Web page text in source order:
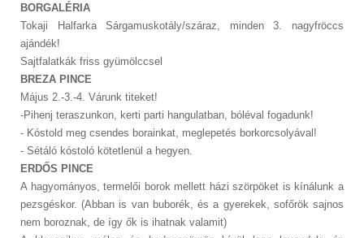
BORGALÉRIA
Tokaji Halfarka Sárgamuskotály/száraz, minden 3. nagyfröccs
ajándék!
Sajtfalatkák friss gyümölccsel
BREZA PINCE
Május 2.-3.-4. Várunk titeket!
-Pihenj teraszunkon, kerti parti hangulatban, bóléval fogadunk!
- Kóstold meg csendes borainkat, meglepetés borkorcsolyával!
- Sétáló kóstoló kötetlenül a hegyen.
ERDŐS PINCE
A hagyományos, termelői borok mellett házi szörpöket is kínálunk a
pezsgéskor. (Abban is van buborék, és a gyerekek, sofőrök sajnos
nem boroznak, de így ők is ihatnak valamit)